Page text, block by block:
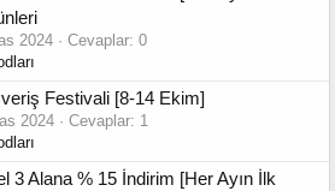
2024
Cevaplar: 0
Festivali [8-14 Ekim]
2024
Cevaplar: 1
3 Alana % 15 İndirim [Her Ayın İlk